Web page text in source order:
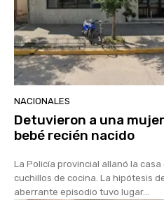
NACIONALES
Detuvieron a una
bebé recién nacido
La Policía provincial allanó la
cuchillos de cocina. La hipótesis de
aberrante episodio tuvo lugar...